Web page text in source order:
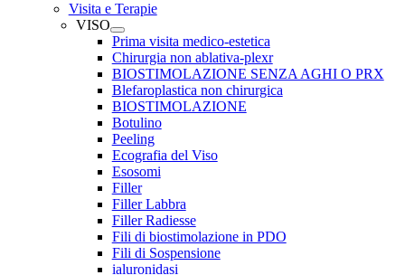
Visita e Terapie
VISO
Prima visita medico-estetica
Chirurgia non ablativa-plexr
BIOSTIMOLAZIONE SENZA AGHI O PRX
Blefaroplastica non chirurgica
BIOSTIMOLAZIONE
Botulino
Peeling
Ecografia del Viso
Esosomi
Filler
Filler Labbra
Filler Radiesse
Fili di biostimolazione in PDO
Fili di Sospensione
ialuronidasi